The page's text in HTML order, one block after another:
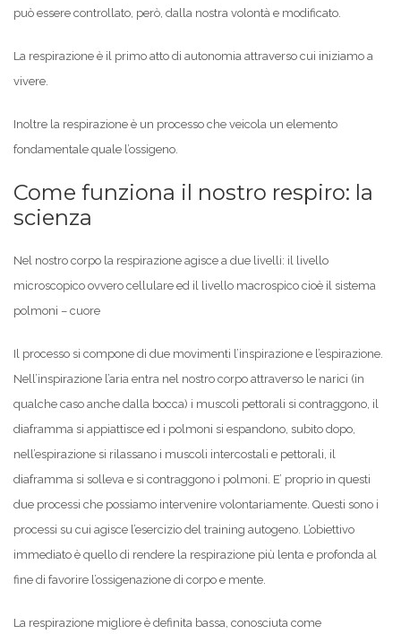
può essere controllato, però, dalla nostra volontà e modificato.
La respirazione è il primo atto di autonomia attraverso cui iniziamo a
vivere.
Inoltre la respirazione è un processo che veicola un elemento
fondamentale quale l’ossigeno.
Come funziona il nostro respiro: la
scienza
Nel nostro corpo la respirazione agisce a due livelli: il livello
microscopico ovvero cellulare ed il livello macrospico cioè il sistema
polmoni – cuore
Il processo si compone di due movimenti l’inspirazione e l’espirazione.
Nell’inspirazione l’aria entra nel nostro corpo attraverso le narici (in
qualche caso anche dalla bocca) i muscoli pettorali si contraggono, il
diaframma si appiattisce ed i polmoni si espandono, subito dopo,
nell’espirazione si rilassano i muscoli intercostali e pettorali, il
diaframma si solleva e si contraggono i polmoni. E’ proprio in questi
due processi che possiamo intervenire volontariamente. Questi sono i
processi su cui agisce l’esercizio del training autogeno. L’obiettivo
immediato è quello di rendere la respirazione più lenta e profonda al
fine di favorire l’ossigenazione di corpo e mente.
La respirazione migliore è definita bassa, conosciuta come